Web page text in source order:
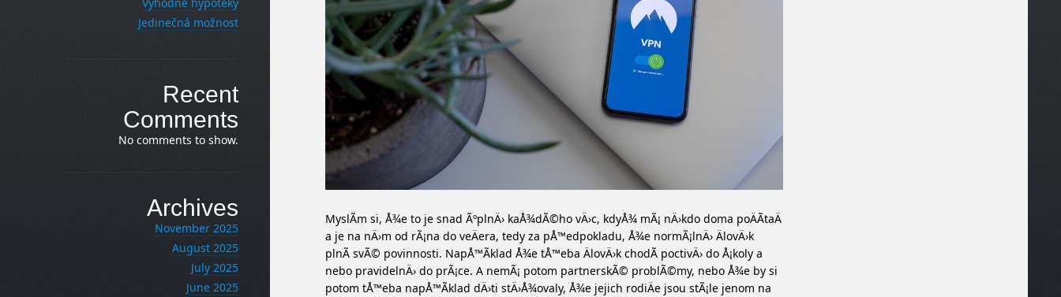
MyslÃ­m si, Å¾e to je snad ÃºplnÄ› kaÅ¾dÃ©ho vÄ›c, kdyÅ¾ mÃ¡ nÄ›kdo doma poÄÃ­taÄ
a je na nÄ›m od rÃ¡na do veÄera, tedy za pÅ™edpokladu, Å¾e normÃ¡lnÄ› ÄlovÄ›k
plnÃ­ svÃ© povinnosti. NapÅ™Ã­klad Å¾e tÅ™eba ÄlovÄ›k chodÃ­ poctivÄ› do Å¡koly a
nebo pravidelnÄ› do prÃ¡ce. A nemÃ¡ potom partnerskÃ© problÃ©my, nebo Å¾e by si
potom tÅ™eba napÅ™Ã­klad dÄ›ti stÄ›Å¾ovaly, Å¾e jejich rodiÄe jsou stÃ¡le jenom na
Jedinečná možnost
Recent
Comments
No comments to show.
Archives
November 2025
August 2025
July 2025
June 2025